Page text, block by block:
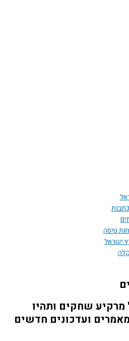
שחקים ותהיו
ועדכונים חדשים